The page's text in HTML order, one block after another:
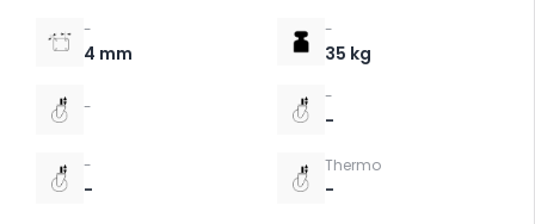
-
4 mm
-
35 kg
- -
-
-
-
Thermo
-